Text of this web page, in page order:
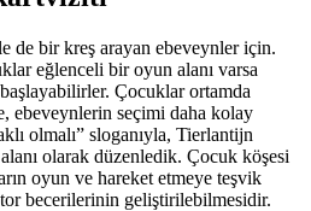
de bir kreş arayan ebeveynler için.
eğlenceli bir oyun alanı varsa
Çocuklar ortamda
ebeveynlerin seçimi daha kolay
olmalı” sloganıyla, Tierlantijn
olarak düzenledik. Çocuk köşesi
oyun ve hareket etmeye teşvik
becerilerinin geliştirilebilmesidir.